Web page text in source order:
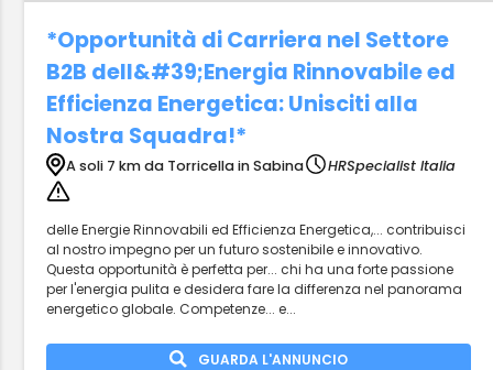
*Opportunità di Carriera nel Settore
B2B dell&#39;Energia Rinnovabile ed
Efficienza Energetica: Unisciti alla
Nostra Squadra!*
A soli 7 km da Torricella in Sabina HRSpecialist Italia
delle Energie Rinnovabili ed Efficienza Energetica,... contribuisci
al nostro impegno per un futuro sostenibile e innovativo.
Questa opportunità è perfetta per... chi ha una forte passione
per l'energia pulita e desidera fare la differenza nel panorama
energetico globale. Competenze... e...
GUARDA L'ANNUNCIO